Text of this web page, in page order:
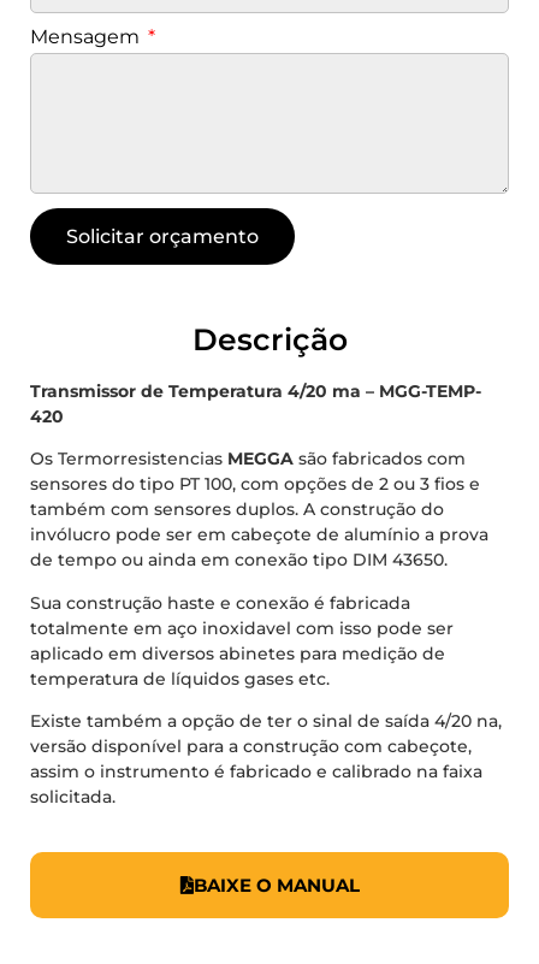
Mensagem
Solicitar orçamento
Descrição
Transmissor de Temperatura 4/20 ma – MGG-TEMP-
420
Os Termorresistencias MEGGA são fabricados com
sensores do tipo PT 100, com opções de 2 ou 3 fios e
também com sensores duplos. A construção do
invólucro pode ser em cabeçote de alumínio a prova
de tempo ou ainda em conexão tipo DIM 43650.
Sua construção haste e conexão é fabricada
totalmente em aço inoxidavel com isso pode ser
aplicado em diversos abinetes para medição de
temperatura de líquidos gases etc.
Existe também a opção de ter o sinal de saída 4/20 na,
versão disponível para a construção com cabeçote,
assim o instrumento é fabricado e calibrado na faixa
solicitada.
BAIXE O MANUAL